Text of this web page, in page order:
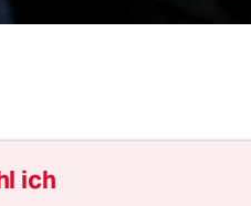
dem Vorschlag von
ich